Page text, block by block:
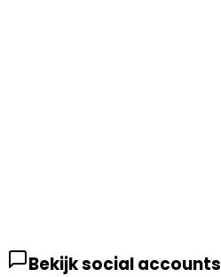
Bekijk social accounts